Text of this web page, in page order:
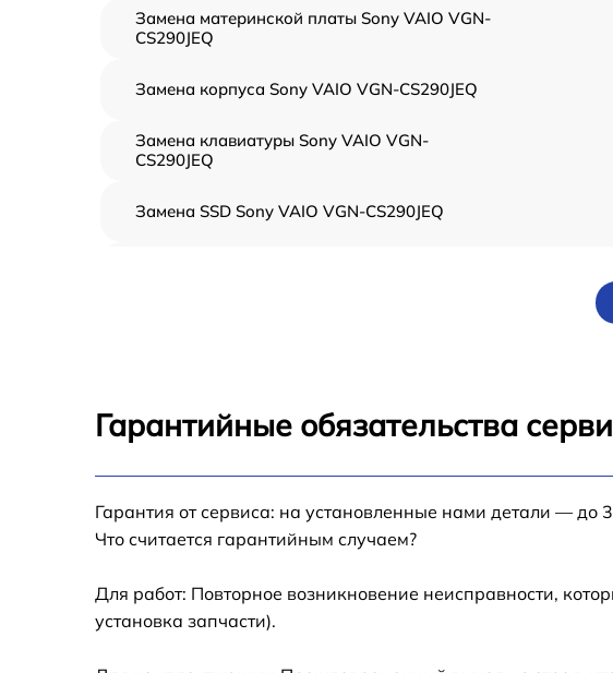
Замена материнской платы Sony VAIO VGN-
CS290JEQ
Замена корпуса Sony VAIO VGN-CS290JEQ
Замена клавиатуры Sony VAIO VGN-
CS290JEQ
Замена SSD Sony VAIO VGN-CS290JEQ
Замена термопасты Sony VAIO VGN-
CS290JEQ
VGN-CS290JEQ
Замена оперативной памяти Sony VAIO VGN-
Гарантийные обязательства
Гарантия от сервиса: на установленные нами детали — до
Что считается гарантийным случаем?
Для работ: Повторное возникновение неисправности,
установка запчасти).